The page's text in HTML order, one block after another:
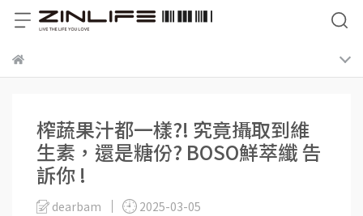
榨蔬果汁都一樣?! 究竟攝取到維
生素，還是糖份? BOSO鮮萃纖 告
訴你 !
dearbam 2025-03-05